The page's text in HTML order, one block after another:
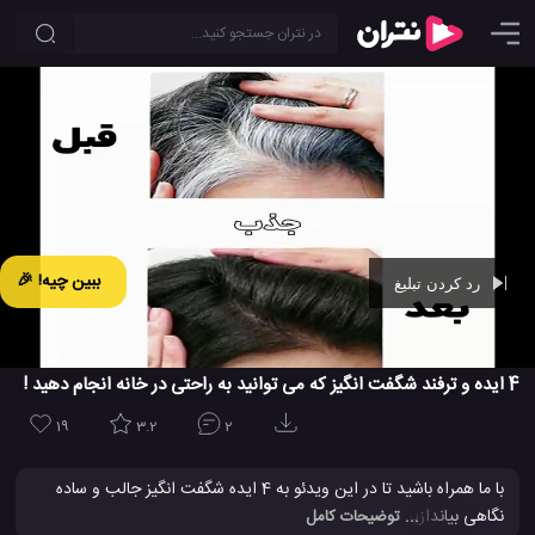
ببین چیه! 🎉
4 ایده و ترفند شگفت انگیز که می توانید به راحتی در خانه انجام دهید !
19 3.2 2
با ما همراه باشید تا در این ویدئو به 4 ایده شگفت انگیز جالب و ساده
نگاهی بیاندازیم که شما نیز می توانید به سادگی در خانه از آن ها استفاده
... توضیحات کامل